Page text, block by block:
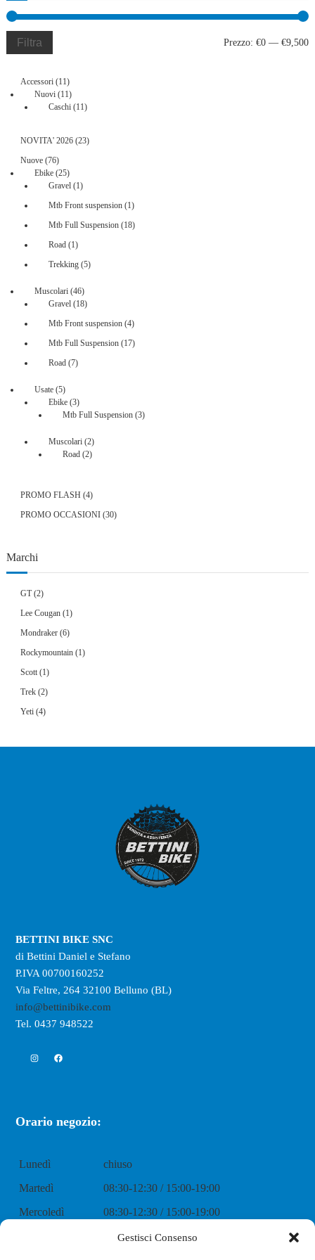
Gestisci Consenso
Filtra Prezzo:€0 —€9,500
Accessori 1111
prodotti
Nuovi 1111
prodotti
Caschi 1111
NOVITA' 2026 2323
Nuove 7676
prodotti
Ebike 2525
prodotti
Gravel 11
Mtb Front suspension 11
Mtb Full Suspension 1818
Road 11
Trekking 55
Muscolari 4646
prodotti
Gravel 1818
Mtb Front suspension 44
Mtb Full Suspension 1717
Road 77
Usate 55
prodotti
Ebike 33
prodotti
Mtb Full Suspension 33
Muscolari 22
prodotti
Road 22
PROMO FLASH 44
PROMO OCCASIONI 3030
Marchi
GT (2)
Lee Cougan (1)
Mondraker (6)
Rockymountain (1)
Scott (1)
Trek (2)
Yeti (4)
BETTINI BIKE SNC
di Bettini Daniel e Stefano
P.IVA 00700160252
Via Feltre, 264 32100 Belluno (BL)
info@bettinibike.com
Tel. 0437 948522
InstagramFacebook
Orario negozio:
Lunedì
chiuso
Martedì
08:30-12:30 / 15:00-19:00
Mercoledì
08:30-12:30 / 15:00-19:00
08:30-12:30 / 15:00-19:00